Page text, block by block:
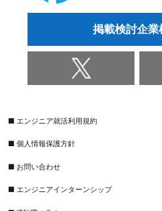
掲載検討企業
■ エンジニア就活利用規約
■ 個人情報保護方針
■ お問い合わせ
■ エンジニアインターンシップ